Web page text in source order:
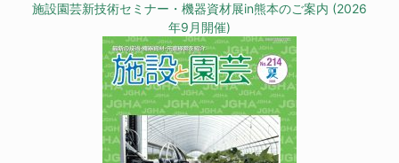
施設園芸新技術セミナー・機器資材展in熊本のご案内 (2026
年9月開催)